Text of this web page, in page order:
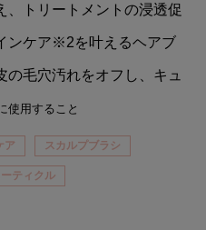
、トリートメントの浸透促
ンケア※2を叶えるヘアブ
毛穴汚れをオフし、キュ
用すること
ア スカルプブラシ
ティクル